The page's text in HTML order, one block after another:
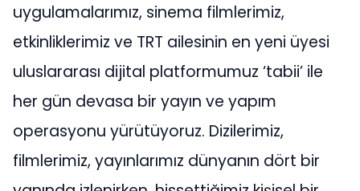
uygulamalarımız, sinema filmlerimiz,
etkinliklerimiz ve TRT ailesinin en yeni üyesi
uluslararası dijital platformumuz ‘tabii’ ile
her gün devasa bir yayın ve yapım
operasyonu yürütüyoruz. Dizilerimiz,
filmlerimiz, yayınlarımız dünyanın dört bir